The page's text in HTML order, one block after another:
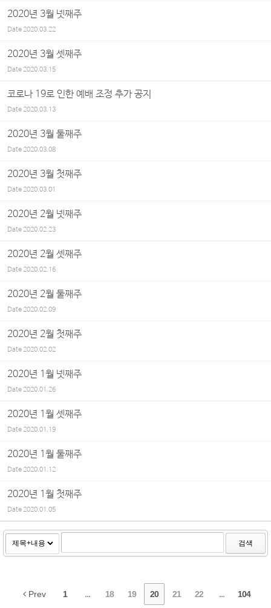
2020년 3월 넷째주
Date2020.03.22
2020년 3월 셋째주
Date2020.03.15
코로나 19로 인한 예배 조정 추가 공지
Date2020.03.13
2020년 3월 둘째주
Date2020.03.08
2020년 3월 첫째주
Date2020.03.01
2020년 2월 넷째주
Date2020.02.23
2020년 2월 셋째주
Date2020.02.16
2020년 2월 둘째주
Date2020.02.09
2020년 2월 첫째주
Date2020.02.02
2020년 1월 넷째주
Date2020.01.26
2020년 1월 셋째주
Date2020.01.19
2020년 1월 둘째주
Date2020.01.12
2020년 1월 첫째주
Date2020.01.05
검색
Prev 1 ... 18 19 20 21 22 ... 104